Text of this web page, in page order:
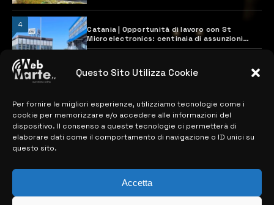
Questo Sito Utilizza Cookie
Per fornire le migliori esperienze, utilizziamo tecnologie come i
cookie per memorizzare e/o accedere alle informazioni del
dispositivo. Il consenso a queste tecnologie ci permetterà di
elaborare dati come il comportamento di navigazione o ID unici su
questo sito.
Accetta
4
Catania | Opportunità di lavoro con St
Microelectronics: centinaia di assunzioni
previste
MAPPA DEL SITO
> NOTIZIE